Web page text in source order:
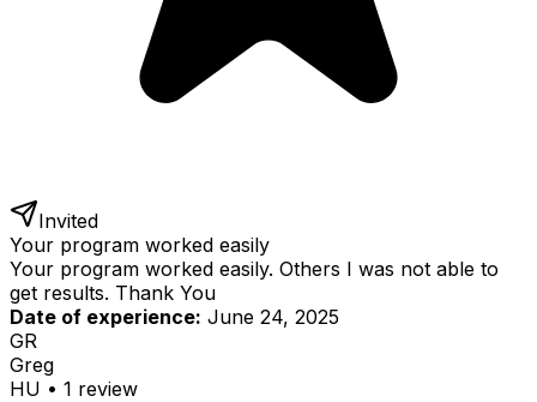
Invited
Your program worked easily
Your program worked easily. Others I was not able to
get results. Thank You
Date of experience: June 24, 2025
GR
Greg
HU • 1 review